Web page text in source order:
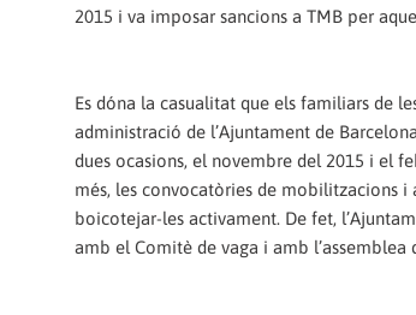
2015 i va imposar sancions a TMB per
Es dóna la casualitat que els familiars de
administració de l’Ajuntament de
dues ocasions, el novembre del 2015 i el
més, les convocatòries de mobilitzacions i
boicotejar-les activament. De fet,
amb el Comitè de vaga i amb l’assemblea